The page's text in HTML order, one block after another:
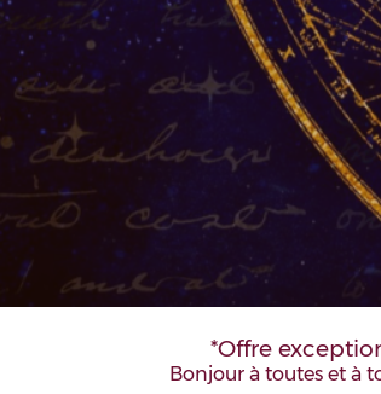
*Offre
Bonjour à toutes et à